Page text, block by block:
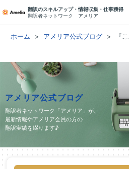
翻訳のスキルアップ・情報収集・仕事獲得
翻訳者ネットワーク アメリア
ホーム アメリア公式ブログ
『
アメリア公式ブログ
翻訳者ネットワーク「アメリア」が、
最新情報やアメリア会員の方の
翻訳実績を綴ります♪